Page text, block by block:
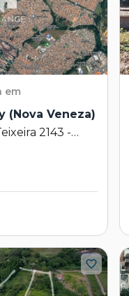
em
(Nova Veneza)
2143 -